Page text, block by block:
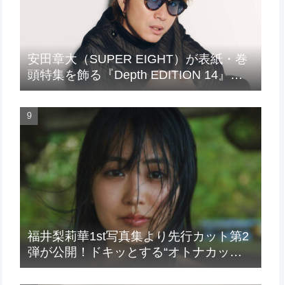
安田章大（SUPER EIGHT）が表紙・巻
頭特集を飾る『Depth EDITION 14』が
発売！
福井梨莉華1st写真集より先行カット第2
弾が公開！ドキッとする“オトナカッ
ト”が解禁！